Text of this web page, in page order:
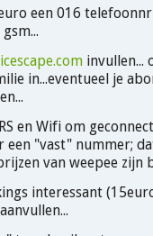
een 016
invullen...
in...eventueel je
en Wifi om
een "vast" nummer;
van weepee zijn
interessant